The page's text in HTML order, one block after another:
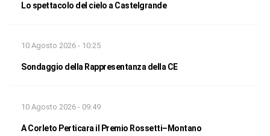
Lo spettacolo del cielo a Castelgrande
10 Agosto 2026 - 10:25
Sondaggio della Rappresentanza della CE
10 Agosto 2026 - 09:49
A Corleto Perticara il Premio Rossetti–Montano